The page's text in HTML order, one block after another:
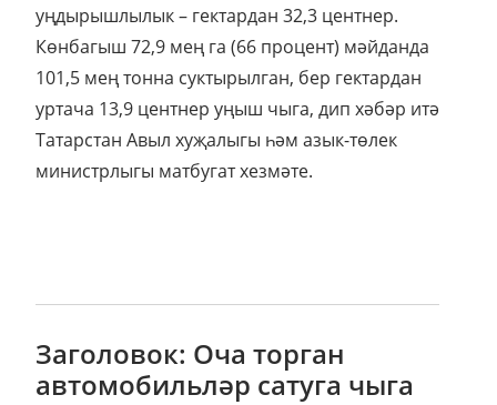
уңдырышлылык – гектардан 32,3 центнер.
Көнбагыш 72,9 мең га (66 процент) мәйданда
101,5 мең тонна суктырылган, бер гектардан
уртача 13,9 центнер уңыш чыга, дип хәбәр итә
Татарстан Авыл хуҗалыгы һәм азык-төлек
министрлыгы матбугат хезмәте.
Заголовок: Оча торган
автомобильләр сатуга чыга